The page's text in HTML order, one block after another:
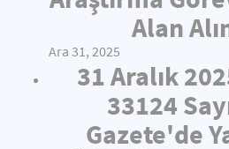
Alan
Ara 31, 2025
31 Aralık
33124
Gazete'de